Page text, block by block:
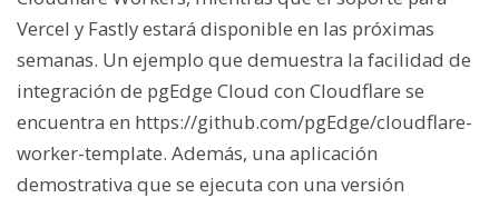
Vercel y Fastly estará disponible en las próximas
semanas. Un ejemplo que demuestra la facilidad de
integración de pgEdge Cloud con Cloudflare se
encuentra en https://github.com/pgEdge/cloudflare-
worker-template. Además, una aplicación
demostrativa que se ejecuta con una versión